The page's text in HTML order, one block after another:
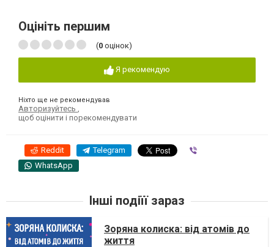
Оцініть першим
(0 оцінок)
Я рекомендую
Ніхто ще не рекомендував
Авторизуйтесь
щоб оцінити і порекомендувати
Reddit Telegram
WhatsApp
Інші подіїї зараз
Зоряна колиска: від атомів до
життя